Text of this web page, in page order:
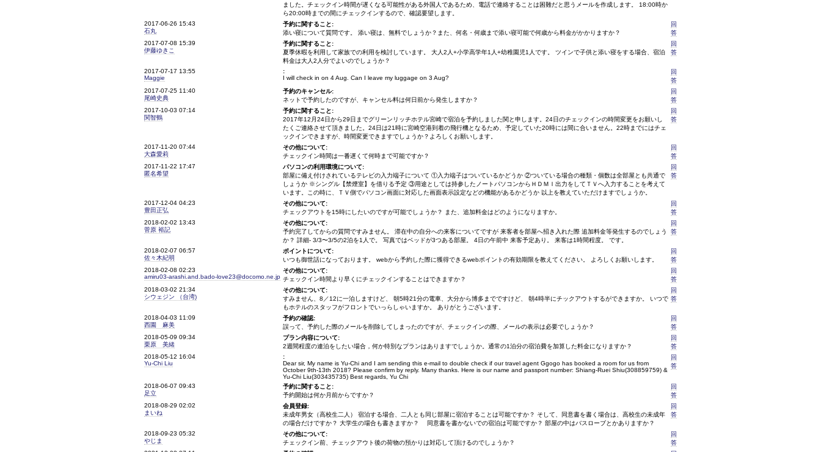
ました。チェックイン時間が遅くなる可能性がある外国人であるため、電話で連絡することは困難だと思うメールを作成します。 18:00時か
ら20:00時までの間にチェックインするので、確認要望します。
2017-06-26 15:43
石丸
予約に関すること:
添い寝について質問です。 添い寝は、無料でしょうか？また、何名・何歳まで添い寝可能で何歳から料金がかかりますか？
回
答
2017-07-08 15:39
伊藤ゆきこ
予約に関すること:
夏季休暇を利用して家族での利用を検討しています。 大人2人+小学高学年1人+幼稚園児1人です。 ツインで子供と添い寝をする場合、宿泊
料金は大人2人分でよいのでしょうか？
回
答
2017-07-17 13:55
Maggie
:
I will check in on 4 Aug. Can I leave my luggage on 3 Aug?
回
答
2017-07-25 11:40
尾崎史典
予約のキャンセル:
ネットで予約したのですが、キャンセル料は何日前から発生しますか？
回
答
2017-10-03 07:14
関智鶴
予約に関すること:
2017年12月24日から29日までグリーンリッチホテル宮崎で宿泊を予約しました関と申します。24日のチェックインの時間変更をお願いし
たくご連絡させて頂きました。24日は21時に宮崎空港到着の飛行機となるため、予定していた20時には間に合いません。22時までにはチェ
ックインできますが、時間変更できますでしょうか？よろしくお願いします。
回
答
2017-11-20 07:44
大森愛莉
その他について:
チェックイン時間は一番遅くて何時まで可能ですか？
回
答
2017-11-22 17:47
匿名希望
パソコンの利用環境について:
部屋に備え付けされているテレビの入力端子について ①入力端子はついているかどうか ②ついている場合の種類・個数は全部屋とも共通で
しょうか ※シングル【禁煙室】を借りる予定 ③用途としては持参したノートパソコンからＨＤＭＩ出力をしてＴＶへ入力することを考えて
います。この時に、ＴＶ側でパソコン画面に対応した画面表示設定などの機能があるかどうか 以上を教えていただけますでしょうか。
回
答
2017-12-04 04:23
豊田正弘
その他について:
チェックアウトを15時にしたいのですが可能でしょうか？ また、追加料金はどのようになりますか。
回
答
2018-02-02 13:43
菅原 裕記
その他について:
予約完了してからの質問ですみません。 滞在中の自分への来客についてですが 来客者を部屋へ招き入れた際 追加料金等発生するのでしょう
か？ 詳細- 3/3〜3/5の2泊を1人で。 写真ではベッドが3つある部屋。 4日の午前中 来客予定あり。 来客は1時間程度。 です。
回
答
2018-02-07 06:57
佐々木紀明
ポイントについて:
いつも御世話になっております。 webから予約した際に獲得できるwebポイントの有効期限を教えてください。 よろしくお願いします。
回
答
2018-02-08 02:23
amiru03-arashi.and.bado-love23@docomo.ne.jp
その他について:
チェックイン時間より早くにチェックインすることはできますか？
回
答
2018-03-02 21:34
シウェジン （台湾)
その他について:
すみません、8／12に一泊しますけど、 朝5時21分の電車、大分から博多までですけど、 朝4時半にチックアウトするができますか。 いつで
もホテルのスタッフがフロントでいっらしゃいますか。 ありがとうございます。
回
答
2018-04-03 11:09
西園 麻美
予約の確認:
誤って、予約した際のメールを削除してしまったのですが、チェックインの際、メールの表示は必要でしょうか？
回
答
2018-05-09 09:34
栗原 美緒
プラン内容について:
2週間程度の連泊をしたい場合，何か特別なプランはありますでしょうか。通常の1泊分の宿泊費を加算した料金になりますか？
回
答
2018-05-12 16:04
Yu-Chi Liu
:
Dear sir, My name is Yu-Chi and I am sending this e-mail to double check if our travel agent Ggogo has booked a room for us from
October 9th-13th 2018? Please confirm by reply. Many thanks. Here is our name and passport number: Shiang-Ruei Shiu(308859759) &
Yu-Chi Liu(303435735) Best regards, Yu Chi
回
答
2018-06-07 09:43
足立
予約に関すること:
予約開始は何か月前からですか？
回
答
2018-08-29 02:02
まいね
会員登録:
未成年男女（高校生二人） 宿泊する場合、二人とも同じ部屋に宿泊することは可能ですか？ そして、同意書を書く場合は、高校生の未成年
の場合だけですか？ 大学生の場合も書きますか？ 同意書を書かないでの宿泊は可能ですか？ 部屋の中はバスローブとかありますか？
回
答
2018-09-23 05:32
やじま
その他について:
チェックイン前、チェックアウト後の荷物の預かりは対応して頂けるのでしょうか？
回
答